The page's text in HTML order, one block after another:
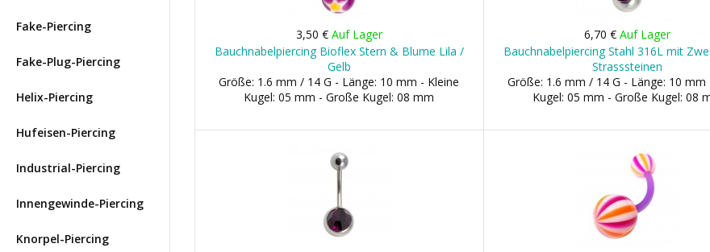
Fake-Piercing
Fake-Plug-Piercing
Helix-Piercing
Hufeisen-Piercing
Industrial-Piercing
Innengewinde-Piercing
Knorpel-Piercing
3,50 € Auf Lager
Bauchnabelpiercing Bioflex Stern & Blume Lila /
Gelb
Größe: 1.6 mm / 14 G - Länge: 10 mm - Kleine
Kugel: 05 mm - Große Kugel: 08 mm
6,70 €Auf Lager
Bauchnabelpiercing Stahl 316L mit
Strasssteinen
Größe: 1.6 mm / 14 G - Länge: 10 mm
Kugel: 05 mm - Große Kugel: 08